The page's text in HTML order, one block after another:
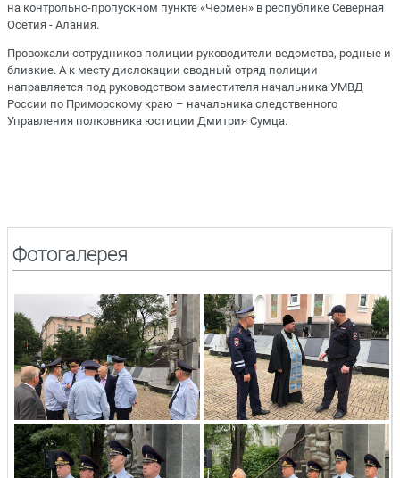
на контрольно-пропускном пункте «Чермен» в республике Северная
Осетия - Алания.
Провожали сотрудников полиции руководители ведомства, родные и
близкие. А к месту дислокации сводный отряд полиции
направляется под руководством заместителя начальника УМВД
России по Приморскому краю – начальника следственного
Управления полковника юстиции Дмитрия Сумца.
Фотогалерея